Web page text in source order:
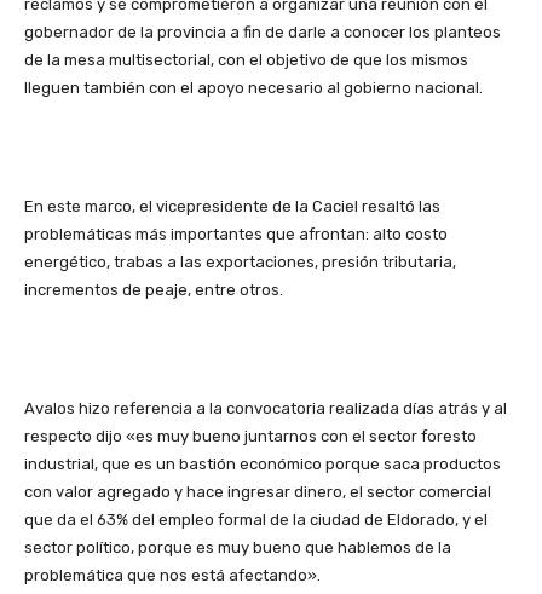
reclamos y se comprometieron a organizar una reunión con el
gobernador de la provincia a fin de darle a conocer los planteos
de la mesa multisectorial, con el objetivo de que los mismos
lleguen también con el apoyo necesario al gobierno nacional.
En este marco, el vicepresidente de la Caciel resaltó las
problemáticas más importantes que afrontan: alto costo
energético, trabas a las exportaciones, presión tributaria,
incrementos de peaje, entre otros.
Avalos hizo referencia a la convocatoria realizada días atrás y al
respecto dijo «es muy bueno juntarnos con el sector foresto
industrial, que es un bastión económico porque saca productos
con valor agregado y hace ingresar dinero, el sector comercial
que da el 63% del empleo formal de la ciudad de Eldorado, y el
sector político, porque es muy bueno que hablemos de la
problemática que nos está afectando».